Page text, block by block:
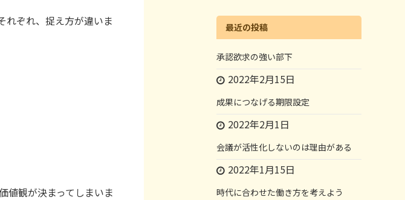
れぞれ、捉え方が違いま
値観が決まってしまいま
最近の投稿
承認欲求の強い部下
2022年2月15日
成果につなげる期限設定
2022年2月1日
会議が活性化しないのは理由がある
2022年1月15日
時代に合わせた働き方を考えよう